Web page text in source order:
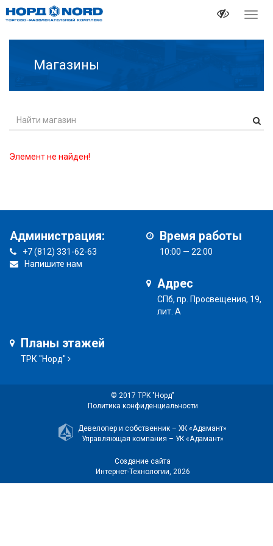
Магазины
Элемент не найден!
Администрация:
+7 (812) 331-62-63
Напишите нам
Время работы
10:00 — 22:00
Адрес
СПб, пр. Просвещения, 19,
лит. А
Планы этажей
ТРК "Норд"
© 2017 ТРК "Норд"
Политика конфиденциальности
Девелопер и собственник – ХК «Адамант»
Управляющая компания – УК «Адамант»
Создание сайта
Интернет-Технологии, 2026